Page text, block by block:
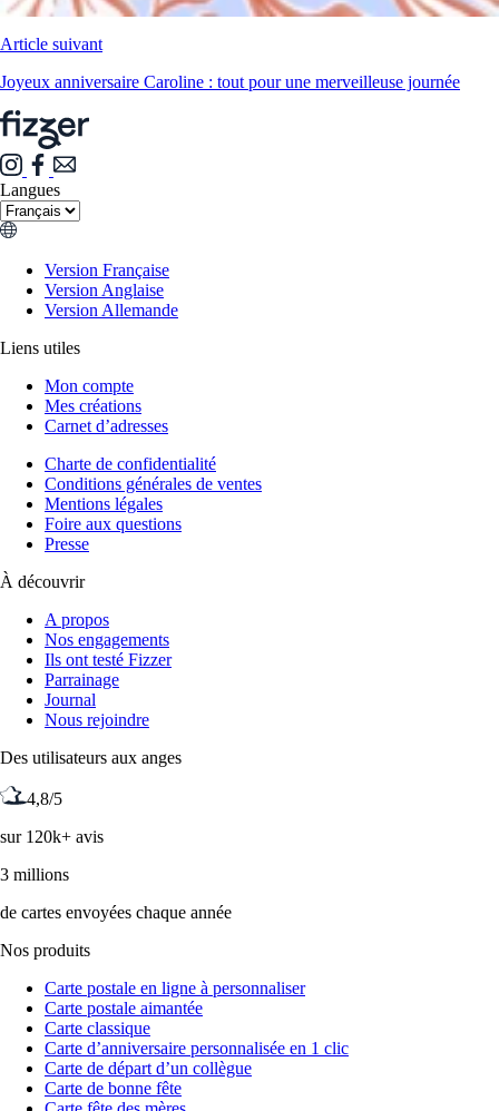
Article suivant
Joyeux anniversaire Caroline : tout pour une merveilleuse journée
Langues
Version Française
Version Anglaise
Version Allemande
Liens utiles
Mon compte
Mes créations
Carnet d’adresses
Charte de confidentialité
Conditions générales de ventes
Mentions légales
Foire aux questions
Presse
À découvrir
A propos
Nos engagements
Ils ont testé Fizzer
Parrainage
Journal
Nous rejoindre
Des utilisateurs aux anges
4,8/5
sur 120k+ avis
3 millions
de cartes envoyées chaque année
Nos produits
Carte postale en ligne à personnaliser
Carte postale aimantée
Carte classique
Carte d’anniversaire personnalisée en 1 clic
Carte de départ d’un collègue
Carte de bonne fête